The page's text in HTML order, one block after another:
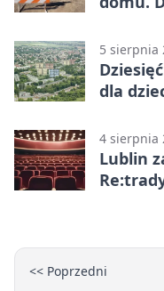
5 sierpnia
dla
4 sierpnia
Lublin
<< Poprzedni